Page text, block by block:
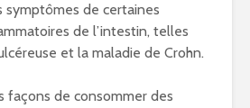
symptômes de certaines
de l’intestin, telles
et la maladie de Crohn.
de consommer des